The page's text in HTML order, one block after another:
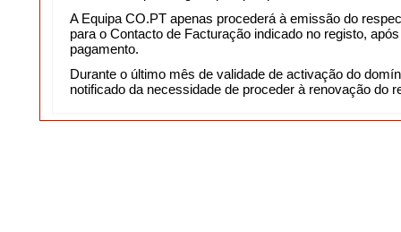
A Equipa CO.PT apenas procederá à emissão do
para o Contacto de Facturação indicado no registo,
pagamento.
Durante o último mês de validade de activação do
notificado da necessidade de proceder à renovação do